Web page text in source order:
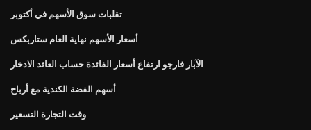
تقلبات سوق الأسهم في أكتوبر
أسعار الأسهم نهاية العام ستاربكس
الآبار فارجو ارتفاع أسعار الفائدة حساب العائد الادخار
أسهم الفضة الكندية مع أرباح
وقت التجارة التسعير